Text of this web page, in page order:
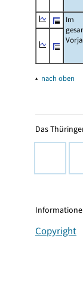
Im
▴ nach oben
Das
Copyright